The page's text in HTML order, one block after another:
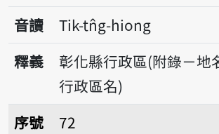
音讀
Tik-tn̂g-hiong
釋義
彰化縣行政區(附錄－地
行政區名)
序號72竹塹
序號
72